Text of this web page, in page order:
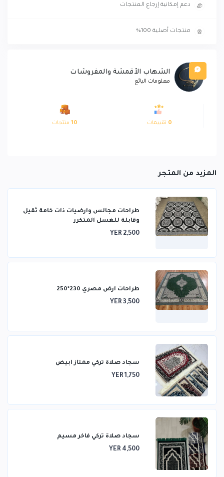
دعم إمكانية إرجاع المنتجات
منتجات أصلية 100%
الشهاب الأقمشة والمفروشات
معلومات البائع
0 تقييمات 10 منتجات
المزيد من المتجر
طراحات مجالس وارضيات ذات خامة ثقيل
وقابلة للغسل المتكرر
YER 2,500
طراحات ارض مصري 230*250
YER 3,500
سجاد صلاة تركي ممتاز ابيض
YER 1,750
سجاد صلاة تركي فاخر مسيم
YER 4,500